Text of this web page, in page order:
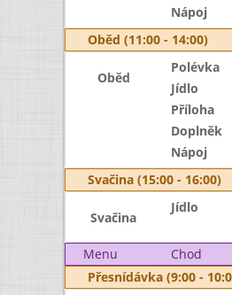
Nápoj
Oběd (11:00 - 14:00)
Oběd
Polévka
Jídlo
Příloha
Doplněk
Nápoj
Svačina (15:00 - 16:00)
Svačina
Jídlo
Menu Chod
Přesnídávka (9:00 -